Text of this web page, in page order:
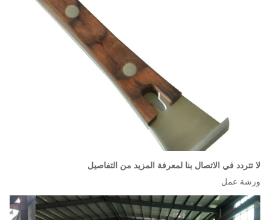
لا تتردد في الاتصال بنا لمعرفة المزيد من التفاصيل
ورشة عمل